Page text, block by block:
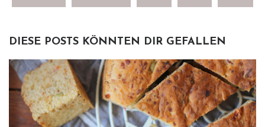
DIESE POSTS KÖNNTEN DIR GEFALLEN